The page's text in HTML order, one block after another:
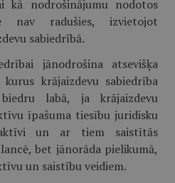
kā nodrošinājumu nodotos
radušies, izvietojot
sabiedrībā.
jānodrošina atsevišķa
krājaizdevu sabiedrība
labā, ja krājaizdevu
īpašuma tiesību juridisku
un ar tiem saistītās
bet jānorāda pielikumā,
un saistību veidiem.